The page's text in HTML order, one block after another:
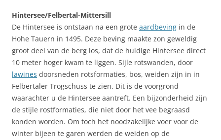
Hintersee/Felbertal-Mittersill
De Hintersee is ontstaan na een grote aardbeving in de
Hohe Tauern in 1495. Deze beving maakte zon geweldig
groot deel van de berg los, dat de huidige Hintersee direct
10 meter hoger kwam te liggen. Sijle rotswanden, door
lawines doorsneden rotsformaties, bos, weiden zijn in in
Felbertaler Trogschuss te zien. Dit is de voorgrond
waarachter u de Hintersee aantreft. Een bijzonderheid zijn
de stijle rostformaties, die niet door het vee begraasd
konden worden. Om toch het noodzakelijke voer voor de
winter bijeen te garen werden de weiden op de